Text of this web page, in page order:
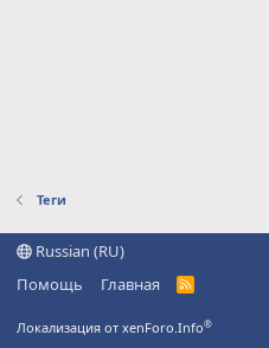
Теги
Russian (RU)
Помощь
Главная
R
Локализация от xenForo.Info®